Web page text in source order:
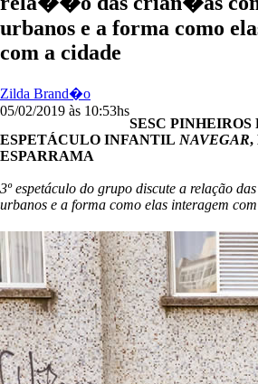
urbanos e a forma como
com a cidade
Zilda Brand�o
05/02/2019 às 10:53hs
SESC PINHEIROS
ESPETÁCULO INFANTIL NAVEGAR,
ESPARRAMA
3º espetáculo do grupo discute a relação
urbanos e a forma como elas interagem